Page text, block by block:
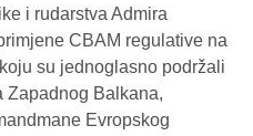
i rudarstva Admira
CBAM regulative na
su jednoglasno podržali
Zapadnog Balkana,
Evropskog